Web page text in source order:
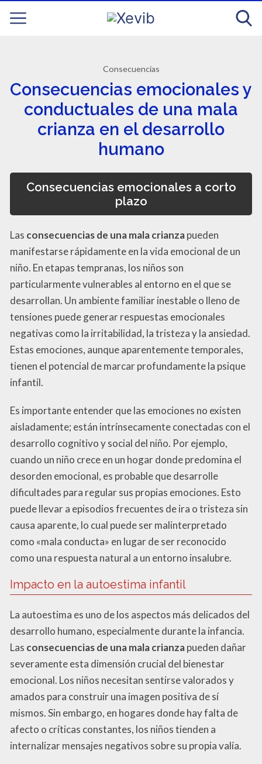
Consecuencias
Consecuencias emocionales y
conductuales de una mala
crianza en el desarrollo
humano
Consecuencias emocionales a corto
plazo
Las consecuencias de una mala crianzapueden
manifestarse rápidamente en la vida emocional de un
niño. En etapas tempranas, los niños son
particularmente vulnerables al entorno en el que se
desarrollan. Un ambiente familiar inestable o lleno de
tensiones puede generar respuestas emocionales
negativas como la irritabilidad, la tristeza y la ansiedad.
Estas emociones, aunque aparentemente temporales,
tienen el potencial de marcar profundamente la psique
infantil.
Es importante entender que las emociones no existen
aisladamente; están intrínsecamente conectadas con el
desarrollo cognitivo y social del niño. Por ejemplo,
cuando un niño crece en un hogar donde predomina el
desorden emocional, es probable que desarrolle
dificultades para regular sus propias emociones. Esto
puede llevar a episodios frecuentes de ira o tristeza sin
causa aparente, lo cual puede ser malinterpretado
como «mala conducta» en lugar de ser reconocido
como una respuesta natural a un entorno insalubre.
Impacto en la autoestima infantil
La autoestima es uno de los aspectos más delicados del
desarrollo humano, especialmente durante la infancia.
Las consecuencias de una mala crianzapueden dañar
severamente esta dimensión crucial del bienestar
emocional. Los niños necesitan sentirse valorados y
amados para construir una imagen positiva de sí
mismos. Sin embargo, en hogares donde hay falta de
afecto o críticas constantes, los niños tienden a
internalizar mensajes negativos sobre su propia valía.